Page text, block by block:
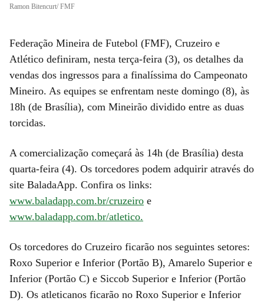
Ramon Bitencurt/ FMF
Federação Mineira de Futebol (FMF), Cruzeiro e
Atlético definiram, nesta terça-feira (3), os detalhes da
vendas dos ingressos para a finalíssima do Campeonato
Mineiro. As equipes se enfrentam neste domingo (8), às
18h (de Brasília), com Mineirão dividido entre as duas
torcidas.
A comercialização começará às 14h (de Brasília) desta
quarta-feira (4). Os torcedores podem adquirir através do
site BaladaApp. Confira os links:
www.baladapp.com.br/cruzeiro e
www.baladapp.com.br/atletico.
Os torcedores do Cruzeiro ficarão nos seguintes setores:
Roxo Superior e Inferior (Portão B), Amarelo Superior e
Inferior (Portão C) e Siccob Superior e Inferior (Portão
D). Os atleticanos ficarão no Roxo Superior e Inferior